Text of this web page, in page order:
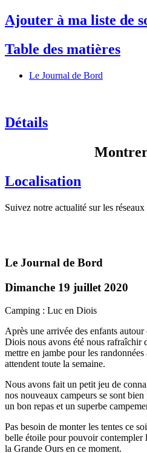
Ajouter à ma liste de
Table des matières
Le Journal de Bord
Détails
Localisation
Suivez notre actualité sur les
Le Journal de Bord
Dimanche 19 juillet 2020
Camping : Luc en Diois
Après une arrivée des enfants
Diois nous avons été nous rafraîchir
mettre en jambe pour les
attendent toute la semaine.
Nous avons fait un petit jeu de
nos nouveaux campeurs se sont
un bon repas et un superbe
Pas besoin de monter les tentes ce
belle étoile pour pouvoir contempler
la Grande Ours en ce moment.